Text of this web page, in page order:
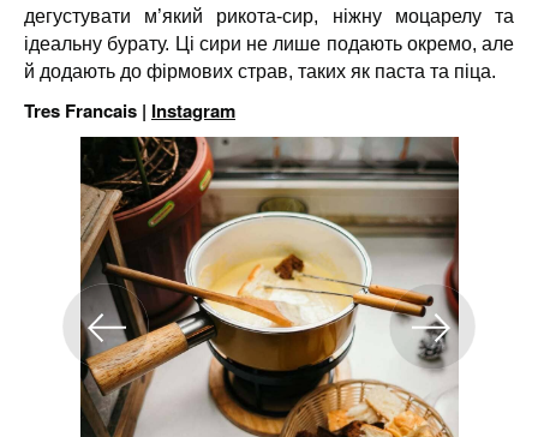
дегустувати м’який рикота-сир, ніжну моцарелу та
ідеальну бурату. Ці сири не лише подають окремо, але
й додають до фірмових страв, таких як паста та піца.
Tres Francais | Instagram